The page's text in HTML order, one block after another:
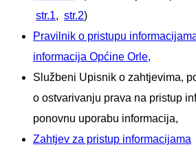
str.1, str.2)
Pravilnik o pristupu
informacija Općine Orle,
Službeni Upisnik o zahtjevima,
o ostvarivanju prava na pristup
ponovnu uporabu informacija,
Zahtjev za pristup informacijama